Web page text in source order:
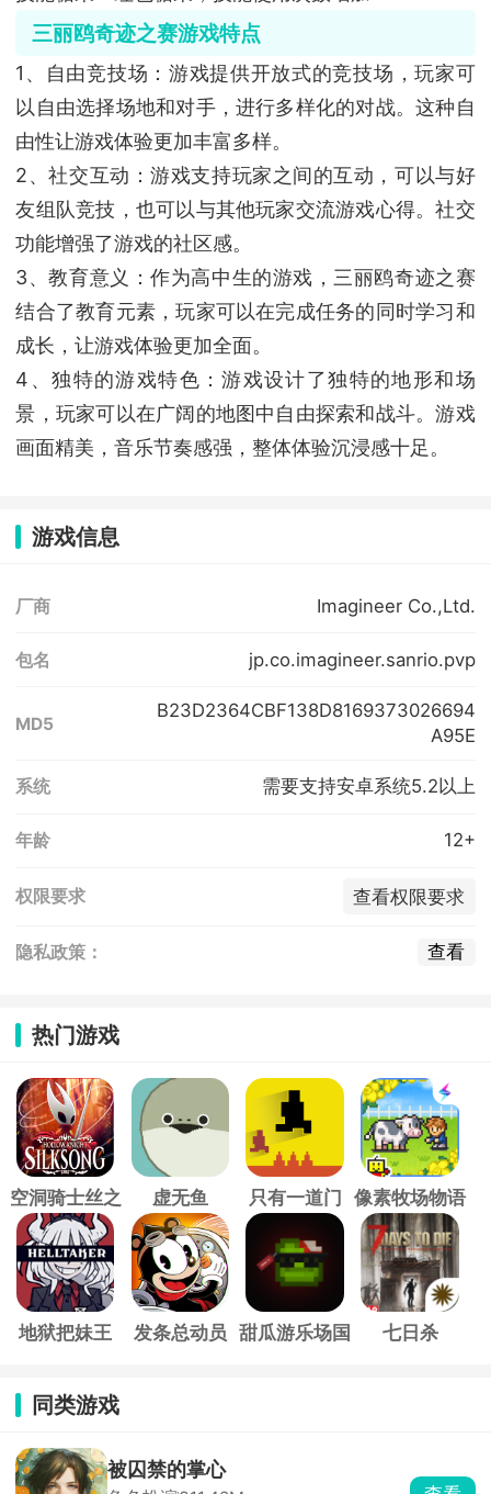
三丽鸥奇迹之赛游戏特点
1、自由竞技场：游戏提供开放式的竞技场，玩家可
以自由选择场地和对手，进行多样化的对战。这种自
由性让游戏体验更加丰富多样。
2、社交互动：游戏支持玩家之间的互动，可以与好
友组队竞技，也可以与其他玩家交流游戏心得。社交
功能增强了游戏的社区感。
3、教育意义：作为高中生的游戏，三丽鸥奇迹之赛
结合了教育元素，玩家可以在完成任务的同时学习和
成长，让游戏体验更加全面。
4、独特的游戏特色：游戏设计了独特的地形和场
景，玩家可以在广阔的地图中自由探索和战斗。游戏
画面精美，音乐节奏感强，整体体验沉浸感十足。
游戏信息
厂商 Imagineer Co.,Ltd.
包名 jp.co.imagineer.sanrio.pvp
MD5
B23D2364CBF138D8169373026694
A95E
系统 需要支持安卓系统5.2以上
年龄 12+
权限要求 查看权限要求
隐私政策： 查看
热门游戏
空洞骑士丝之
歌
虚无鱼 只有一道门 像素牧场物语
地狱把妹王 发条总动员
甜瓜游乐场国
七日杀
同类游戏
被囚禁的掌心